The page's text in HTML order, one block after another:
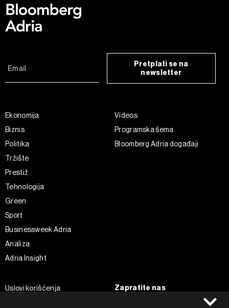
Pretplati se na
newsletter
Ekonomija
Biznis
Politika
Tržište
Prestiž
Tehnologija
Green
Sport
Businessweek Adria
Analiza
Adria Insight
Videos
Programska šema
Bloomberg Adria događaji
Uslovi korišćenja
Zapratite nas